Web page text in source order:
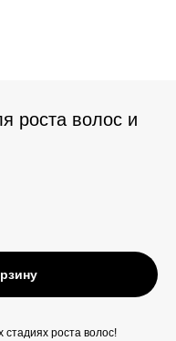
роста волос и
роста волос!